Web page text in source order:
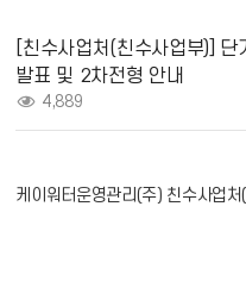
[친수사업처(친수사업부)]
발표 및 2차전형 안내
4,889
케이워터운영관리(주) 친수사업